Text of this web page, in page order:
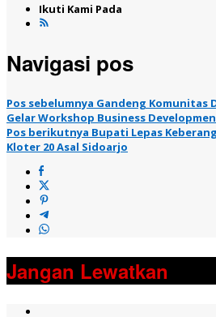
Ikuti Kami Pada
Navigasi pos
Pos sebelumnya Gandeng Komunitas
Gelar Workshop Business
Pos berikutnya Bupati Lepas
Kloter 20 Asal Sidoarjo
Jangan Lewatkan